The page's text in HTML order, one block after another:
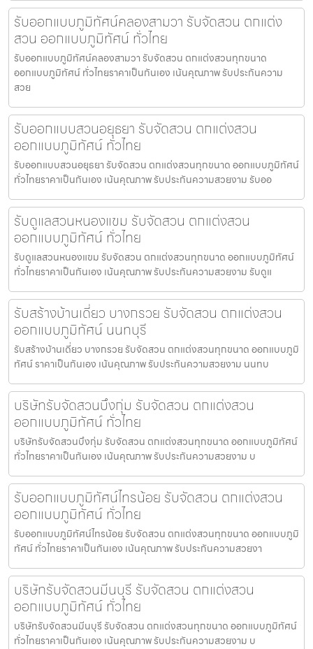
รับออกแบบภูมิทัศน์คลองสามวา รับจัดสวน ตกแต่ง
สวน ออกแบบภูมิทัศน์ ทั่วไทย
รับออกแบบภูมิทัศน์คลองสามวา รับจัดสวน ตกแต่งสวนทุกขนาด
ออกแบบภูมิทัศน์ ทั่วไทยราคาเป็นกันเอง เน้นคุณภาพ รับประกันความ
สวย
รับออกแบบสวนอยุธยา รับจัดสวน ตกแต่งสวน
ออกแบบภูมิทัศน์ ทั่วไทย
รับออกแบบสวนอยุธยา รับจัดสวน ตกแต่งสวนทุกขนาด ออกแบบภูมิทัศน์
ทั่วไทยราคาเป็นกันเอง เน้นคุณภาพ รับประกันความสวยงาม รับออ
รับดูแลสวนหนองแขม รับจัดสวน ตกแต่งสวน
ออกแบบภูมิทัศน์ ทั่วไทย
รับดูแลสวนหนองแขม รับจัดสวน ตกแต่งสวนทุกขนาด ออกแบบภูมิทัศน์
ทั่วไทยราคาเป็นกันเอง เน้นคุณภาพ รับประกันความสวยงาม รับดูแ
รับสร้างบ้านเดี่ยว บางกรวย รับจัดสวน ตกแต่งสวน
ออกแบบภูมิทัศน์ นนทบุรี
รับสร้างบ้านเดี่ยว บางกรวย รับจัดสวน ตกแต่งสวนทุกขนาด ออกแบบภูมิ
ทัศน์ ราคาเป็นกันเอง เน้นคุณภาพ รับประกันความสวยงาม นนทบ
บริษัทรับจัดสวนบึงกุ่ม รับจัดสวน ตกแต่งสวน
ออกแบบภูมิทัศน์ ทั่วไทย
บริษัทรับจัดสวนบึงกุ่ม รับจัดสวน ตกแต่งสวนทุกขนาด ออกแบบภูมิทัศน์
ทั่วไทยราคาเป็นกันเอง เน้นคุณภาพ รับประกันความสวยงาม บ
รับออกแบบภูมิทัศน์ไทรน้อย รับจัดสวน ตกแต่งสวน
ออกแบบภูมิทัศน์ ทั่วไทย
รับออกแบบภูมิทัศน์ไทรน้อย รับจัดสวน ตกแต่งสวนทุกขนาด ออกแบบภูมิ
ทัศน์ ทั่วไทยราคาเป็นกันเอง เน้นคุณภาพ รับประกันความสวยงา
บริษัทรับจัดสวนมีนบุรี รับจัดสวน ตกแต่งสวน
ออกแบบภูมิทัศน์ ทั่วไทย
บริษัทรับจัดสวนมีนบุรี รับจัดสวน ตกแต่งสวนทุกขนาด ออกแบบภูมิทัศน์
ทั่วไทยราคาเป็นกันเอง เน้นคุณภาพ รับประกันความสวยงาม บ